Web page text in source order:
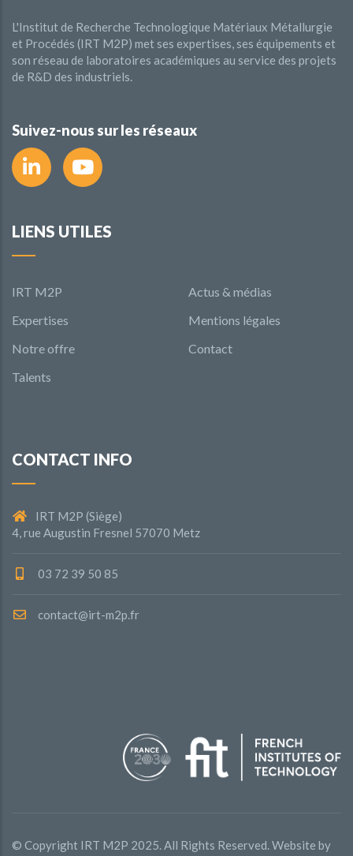
L'Institut de Recherche Technologique Matériaux Métallurgie
et Procédés (IRT M2P) met ses expertises, ses équipements et
son réseau de laboratoires académiques au service des projets
de R&D des industriels.
Suivez-nous sur les réseaux
LIENS UTILES
IRT M2P
Expertises
Notre offre
Talents
Actus & médias
Mentions légales
Contact
CONTACT INFO
IRT M2P (Siège)
4, rue Augustin Fresnel 57070 Metz
03 72 39 50 85
contact@irt-m2p.fr
© Copyright IRT M2P 2025. All Rights Reserved. Website by